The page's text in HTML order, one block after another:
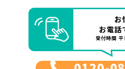
お
お電話
受付時間